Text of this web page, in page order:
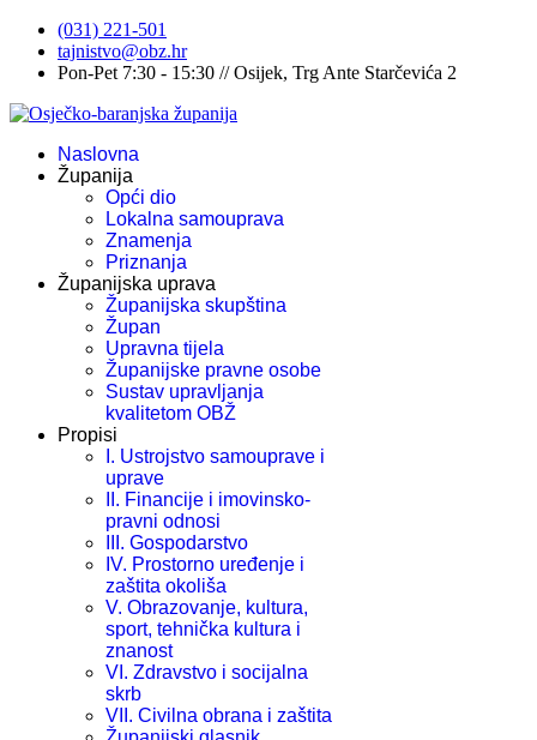
(031) 221-501
tajnistvo@obz.hr
Pon-Pet 7:30 - 15:30 // Osijek, Trg Ante Starčevića 2
Naslovna
Županija
Opći dio
Lokalna samouprava
Znamenja
Priznanja
Županijska uprava
Županijska skupština
Župan
Upravna tijela
Županijske pravne osobe
Sustav upravljanja
kvalitetom OBŽ
Propisi
I. Ustrojstvo samouprave i
uprave
II. Financije i imovinsko-
pravni odnosi
III. Gospodarstvo
IV. Prostorno uređenje i
zaštita okoliša
V. Obrazovanje, kultura,
sport, tehnička kultura i
znanost
VI. Zdravstvo i socijalna
skrb
VII. Civilna obrana i zaštita